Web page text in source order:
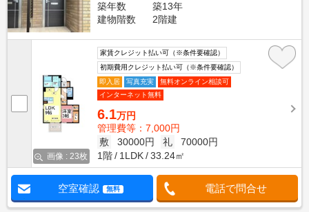
築年数
築13年
建物階数
2階建
画像 : 23枚
家賃クレジット払い可（※条件要確認）
初期費用クレジット払い可（※条件要確認）
即入居
写真充実
無料オンライン相談可
インターネット無料
6.1万円
管理費等：7,000円
敷
30000円 礼
70000円
1階
1LDK 33.24㎡
空室確認 無料 電話で問合せ